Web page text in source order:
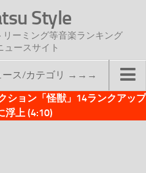
Style
リーミング等音楽ランキング
ュースサイト
ース/カテゴリ →→→
ション「怪獣」14ランクアップ
浮上 (4:10)